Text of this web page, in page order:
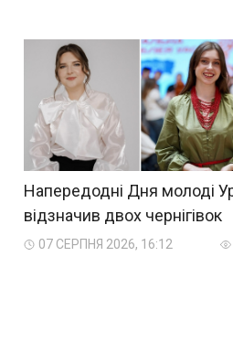
Напередодні Дня молоді
відзначив двох чернігівок
07 СЕРПНЯ 2026, 16:12